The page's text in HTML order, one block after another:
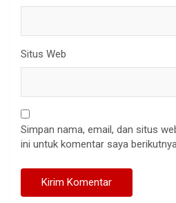
Situs Web
Simpan nama, email, dan situs
ini untuk komentar saya